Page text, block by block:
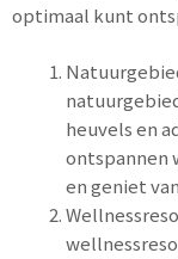
optimaal kunt
heuvels en
ontspannen
en geniet